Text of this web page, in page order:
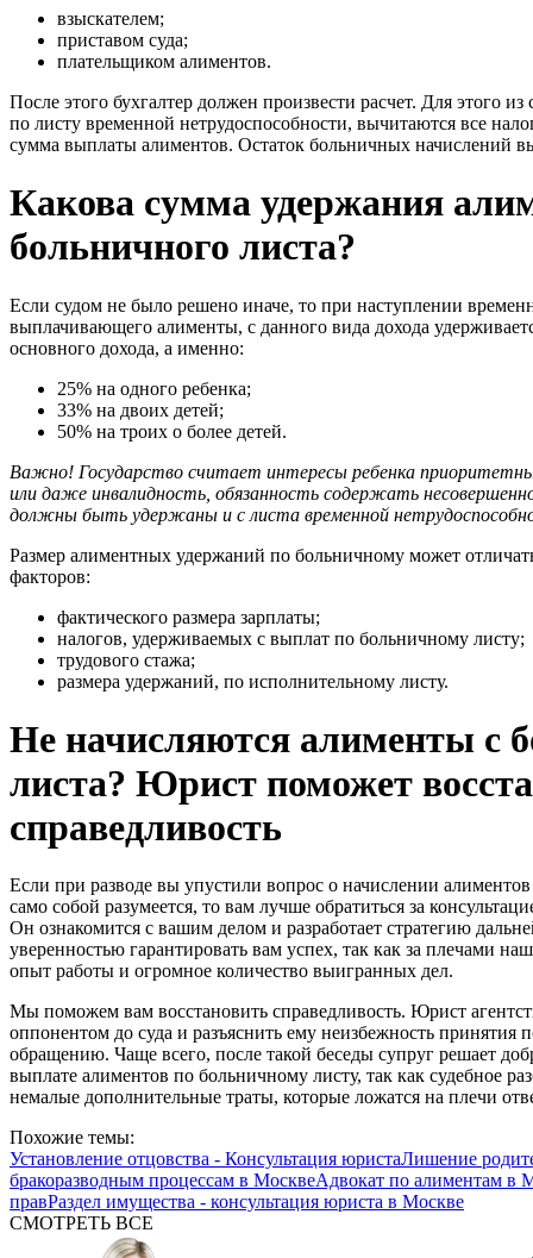
взыскателем;
приставом суда;
плательщиком алиментов.
После этого бухгалтер должен произвести расчет. Для этого
по листу временной нетрудоспособности, вычитаются все
сумма выплаты алиментов. Остаток больничных начислений
Какова сумма удержания
больничного листа?
Если судом не было решено иначе, то при наступлении
выплачивающего алименты, с данного вида дохода
основного дохода, а именно:
25% на одного ребенка;
33% на двоих детей;
50% на троих о более детей.
Важно! Государство считает интересы ребенка
или даже инвалидность, обязанность содержать
должны быть удержаны и с листа временной
Размер алиментных удержаний по больничному может
факторов:
фактического размера зарплаты;
налогов, удерживаемых с выплат по больничному листу;
трудового стажа;
размера удержаний, по исполнительному листу.
Не начисляются алименты с
листа? Юрист поможет
справедливость
Если при разводе вы упустили вопрос о начислении алиментов
само собой разумеется, то вам лучше обратиться за
Он ознакомится с вашим делом и разработает стратегию
уверенностью гарантировать вам успех, так как за плечами
опыт работы и огромное количество выигранных дел.
Мы поможем вам восстановить справедливость. Юрист
оппонентом до суда и разъяснить ему неизбежность
обращению. Чаще всего, после такой беседы супруг решает
выплате алиментов по больничному листу, так как судебное
немалые дополнительные траты, которые ложатся на плечи
Похожие темы:
Установление отцовства - Консультация юристаЛишение
бракоразводным процессам в МосквеАдвокат по алиментам в
правРаздел имущества - консультация юриста в Москве
СМОТРЕТЬ ВСЕ